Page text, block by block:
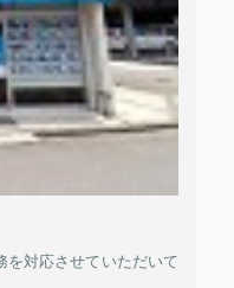
を対応させていただいて